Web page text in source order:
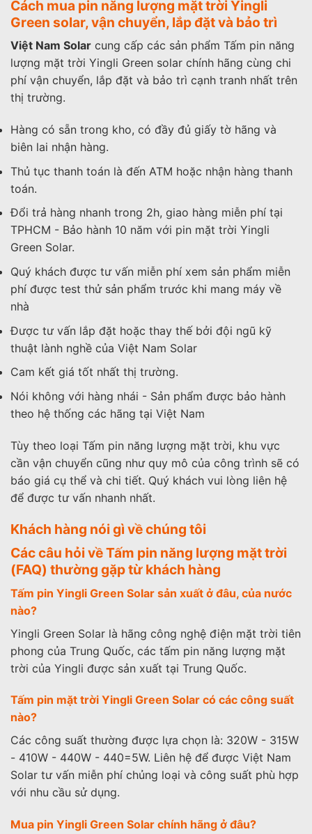
Cách mua pin năng lượng mặt trời Yingli
Green solar, vận chuyển, lắp đặt và bảo trì
Việt Nam Solar cung cấp các sản phẩm Tấm pin năng
lượng mặt trời Yingli Green solar chính hãng cùng chi
phí vận chuyển, lắp đặt và bảo trì cạnh tranh nhất trên
thị trường.
Hàng có sẵn trong kho, có đầy đủ giấy tờ hãng và
biên lai nhận hàng.
Thủ tục thanh toán là đến ATM hoặc nhận hàng thanh
toán.
Đổi trả hàng nhanh trong 2h, giao hàng miễn phí tại
TPHCM - Bảo hành 10 năm với pin mặt trời Yingli
Green Solar.
Quý khách được tư vấn miễn phí xem sản phẩm miễn
phí được test thử sản phẩm trước khi mang máy về
nhà
Được tư vấn lắp đặt hoặc thay thế bởi đội ngũ kỹ
thuật lành nghề của Việt Nam Solar
Cam kết giá tốt nhất thị trường.
Nói không với hàng nhái - Sản phẩm được bảo hành
theo hệ thống các hãng tại Việt Nam
Tùy theo loại Tấm pin năng lượng mặt trời, khu vực
cần vận chuyển cũng như quy mô của công trình sẽ có
báo giá cụ thể và chi tiết. Quý khách vui lòng liên hệ
để được tư vấn nhanh nhất.
Khách hàng nói gì về chúng tôi
Các câu hỏi về Tấm pin năng lượng mặt trời
(FAQ) thường gặp từ khách hàng
Tấm pin Yingli Green Solar sản xuất ở đâu, của nước
nào?
Yingli Green Solar là hãng công nghệ điện mặt trời tiên
phong của Trung Quốc, các tấm pin năng lượng mặt
trời của Yingli được sản xuất tại Trung Quốc.
Tấm pin mặt trời Yingli Green Solar có các công suất
nào?
Các công suất thường được lựa chọn là: 320W - 315W
- 410W - 440W - 440=5W. Liên hệ để được Việt Nam
Solar tư vấn miễn phí chủng loại và công suất phù hợp
với nhu cầu sử dụng.
Mua pin Yingli Green Solar chính hãng ở đâu?